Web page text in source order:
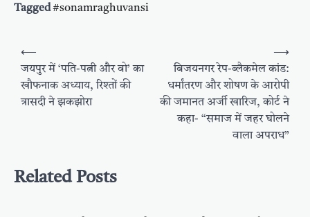
Tagged#sonamraghuvansi
Post
navigation
⟵
जयपुर में ‘पति-पत्नी और वो’ का
खौफनाक अध्याय, रिश्तों की
त्रासदी ने झकझोरा
बिजयनगर रेप-ब्लैकमेल कांड:
धर्मांतरण और शोषण के आरोपी
की जमानत अर्जी खारिज, कोर्ट ने
कहा- “समाज में जहर घोलने
वाला अपराध”
⟶
Related Posts